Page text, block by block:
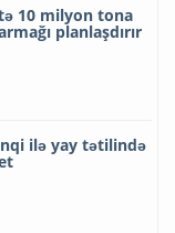
10 milyon tona
planlaşdırır
ilə yay tətilində